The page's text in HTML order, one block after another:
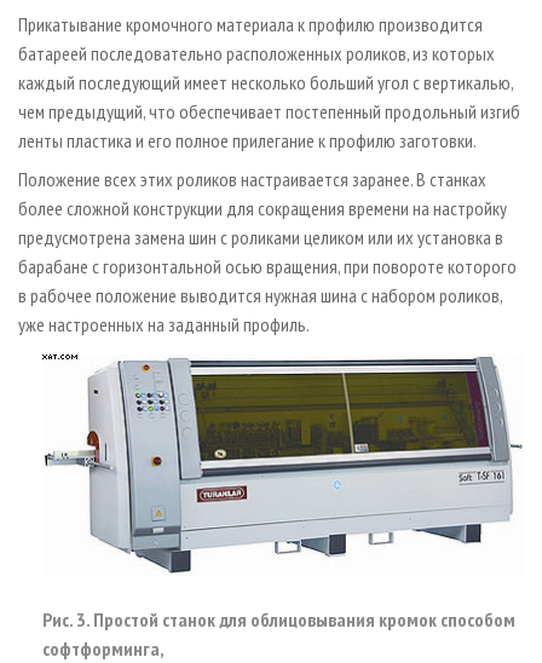
Прикатывание кромочного материала к профилю производится
батареей последовательно расположенных роликов, из которых
каждый последующий имеет несколько больший угол с вертикалью,
чем предыдущий, что обеспечивает постепенный продольный изгиб
ленты пластика и его полное прилегание к профилю заготовки.
Положение всех этих роликов настраивается заранее. В станках
более сложной конструкции для сокращения времени на настройку
предусмотрена замена шин с роликами целиком или их установка в
барабане с горизонтальной осью вращения, при повороте которого
в рабочее положение выводится нужная шина с набором роликов,
уже настроенных на заданный профиль.
Рис. 3. Простой станок для облицовывания кромок способом
софтформинга,